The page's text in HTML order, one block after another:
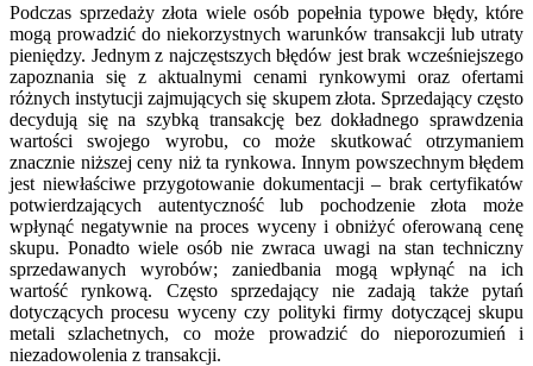
Podczas sprzedaży złota wiele osób popełnia typowe błędy, które
mogą prowadzić do niekorzystnych warunków transakcji lub utraty
pieniędzy. Jednym z najczęstszych błędów jest brak wcześniejszego
zapoznania się z aktualnymi cenami rynkowymi oraz ofertami
różnych instytucji zajmujących się skupem złota. Sprzedający często
decydują się na szybką transakcję bez dokładnego sprawdzenia
wartości swojego wyrobu, co może skutkować otrzymaniem
znacznie niższej ceny niż ta rynkowa. Innym powszechnym błędem
jest niewłaściwe przygotowanie dokumentacji – brak certyfikatów
potwierdzających autentyczność lub pochodzenie złota może
wpłynąć negatywnie na proces wyceny i obniżyć oferowaną cenę
skupu. Ponadto wiele osób nie zwraca uwagi na stan techniczny
sprzedawanych wyrobów; zaniedbania mogą wpłynąć na ich
wartość rynkową. Często sprzedający nie zadają także pytań
dotyczących procesu wyceny czy polityki firmy dotyczącej skupu
metali szlachetnych, co może prowadzić do nieporozumień i
niezadowolenia z transakcji.